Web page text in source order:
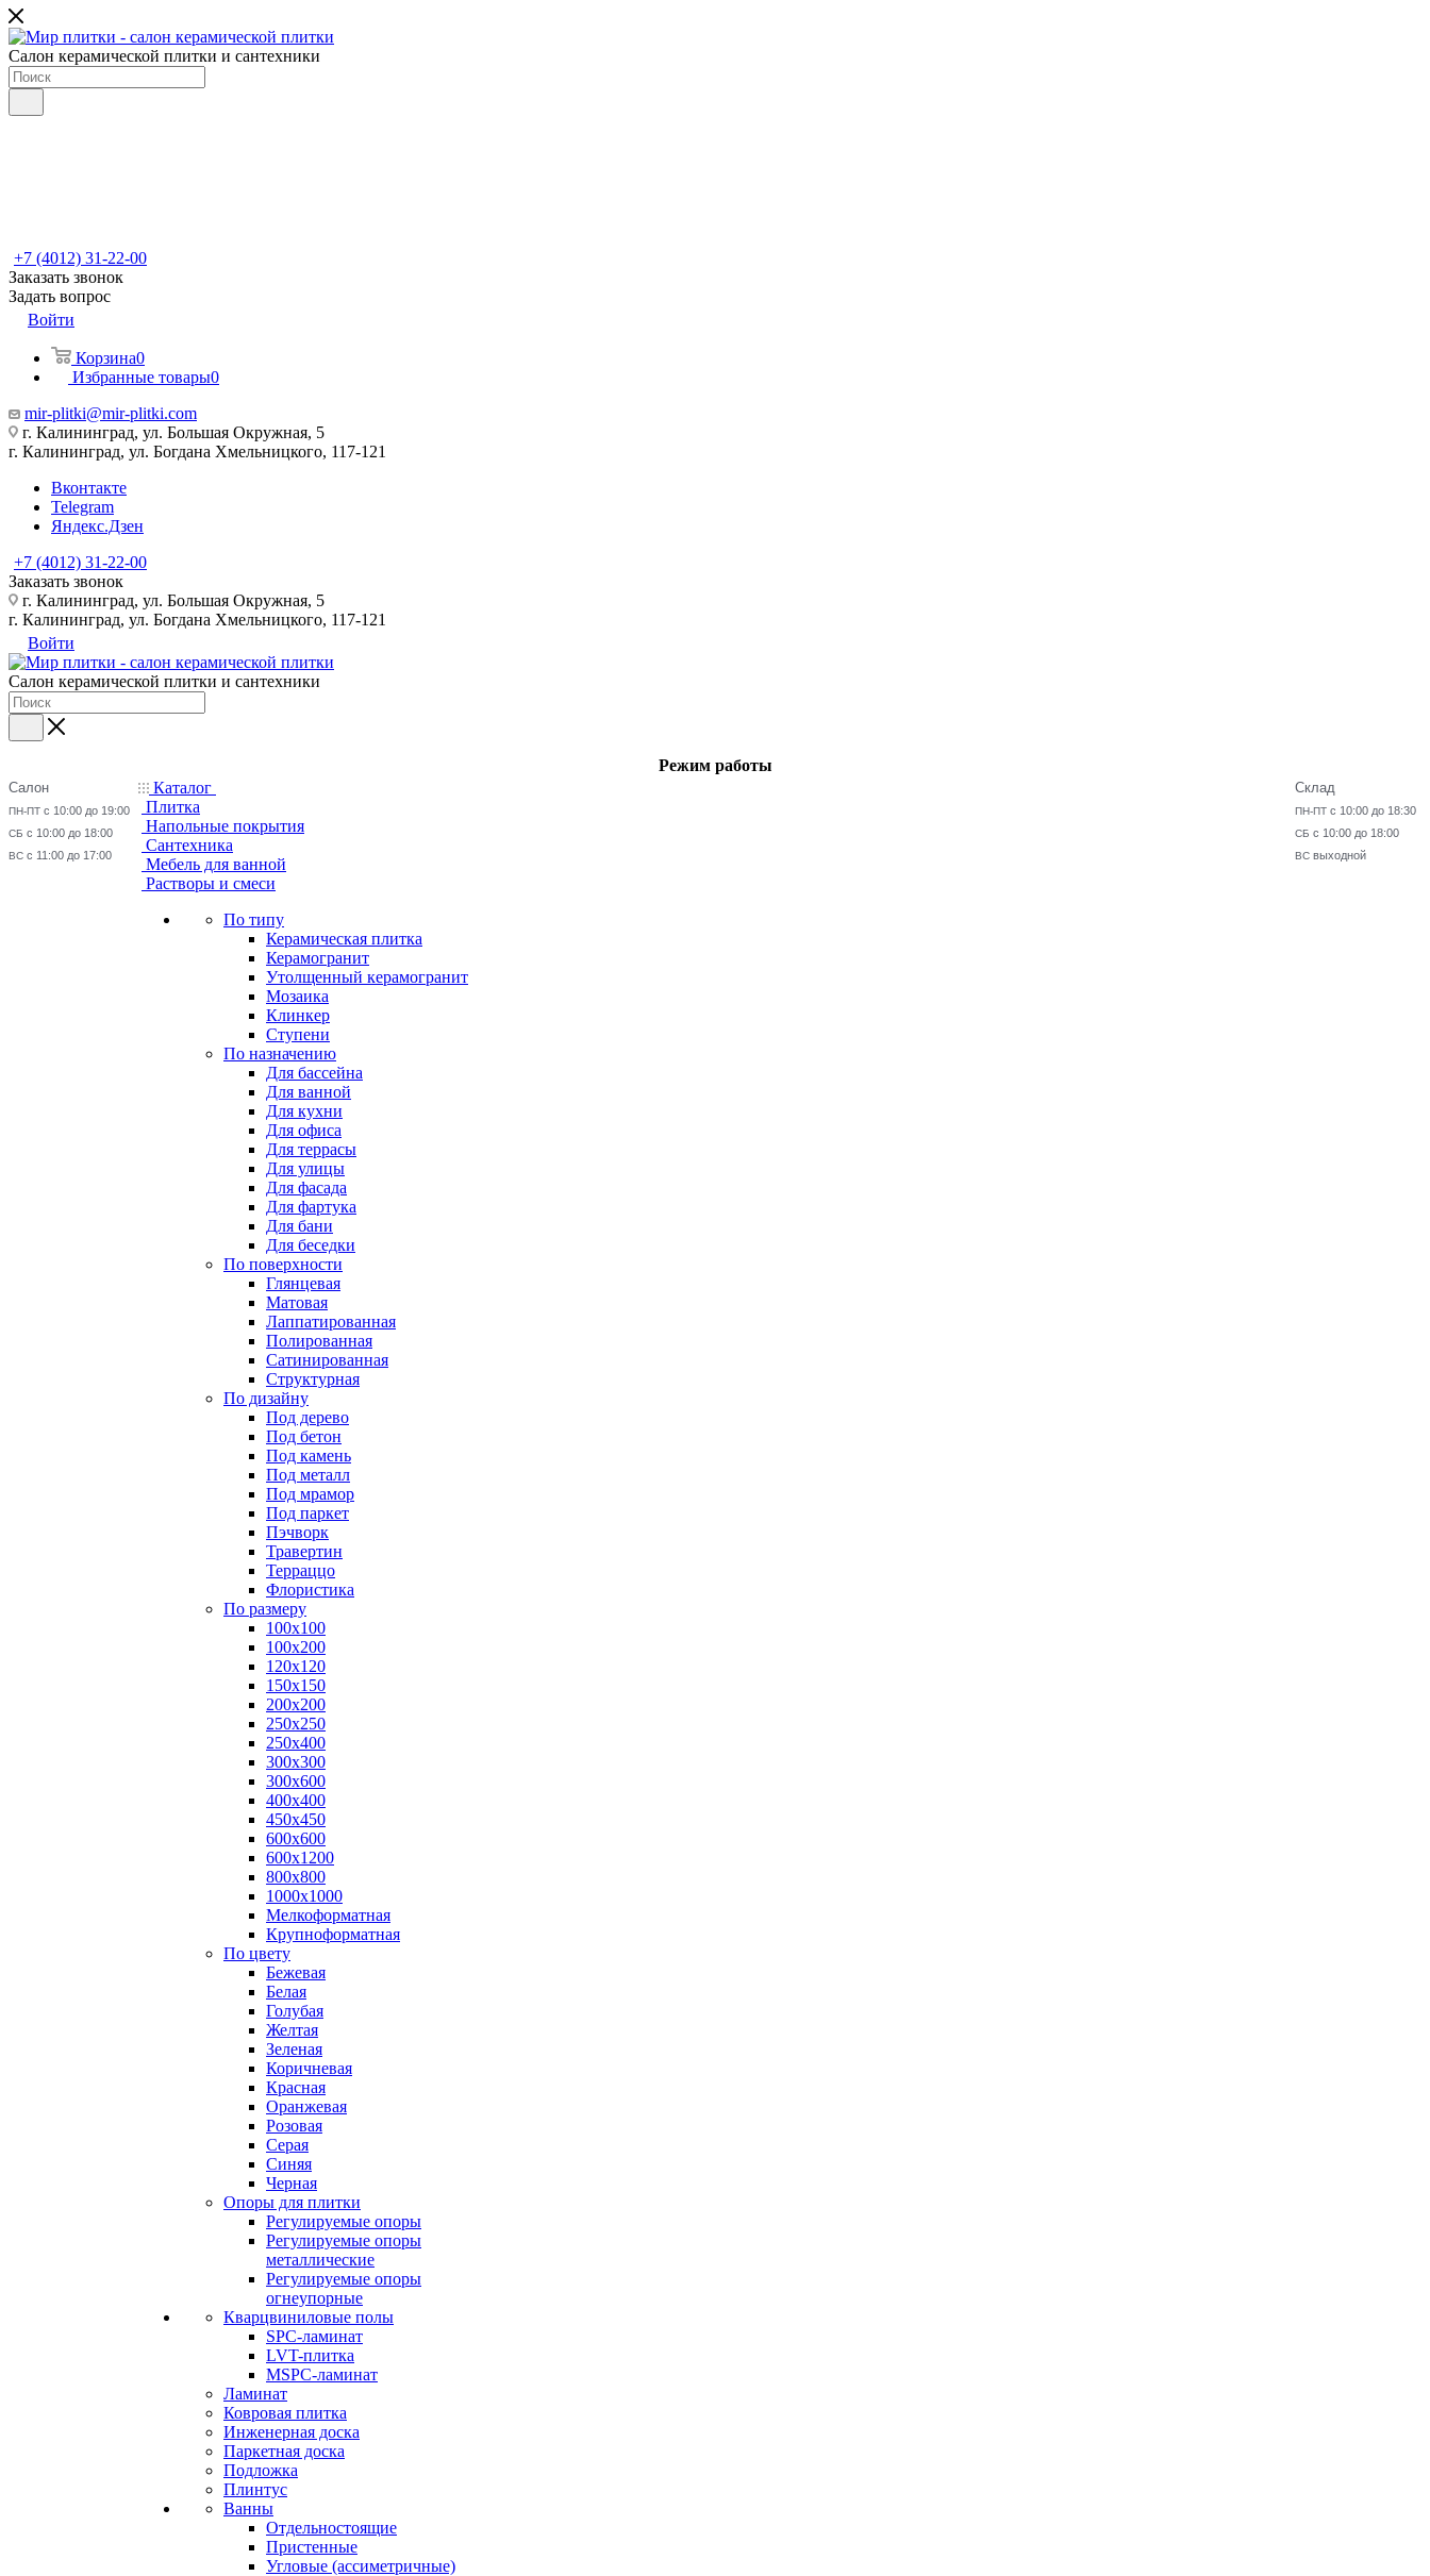
Салон керамической плитки и сантехники
+7 (4012) 31-22-00
Заказать звонок
Задать вопрос
Войти
Корзина0
Избранные товары0
mir-plitki@mir-plitki.com
г. Калининград, ул. Большая Окружная, 5
г. Калининград, ул. Богдана Хмельницкого, 117-121
Вконтакте
Telegram
Яндекс.Дзен
+7 (4012) 31-22-00
Заказать звонок
г. Калининград, ул. Большая Окружная, 5
г. Калининград, ул. Богдана Хмельницкого, 117-121
Войти
Салон керамической плитки и сантехники
Режим работы
Салон
ПН-ПТ с 10:00 до 19:00
СБ с 10:00 до 18:00
ВС с 11:00 до 17:00
Склад
ПН-ПТ с 10:00 до 18:30
СБ с 10:00 до 18:00
ВС выходной
Каталог
Плитка
Напольные покрытия
Сантехника
Мебель для ванной
Растворы и смеси
По типу
Керамическая плитка
Керамогранит
Утолщенный керамогранит
Мозаика
Клинкер
Ступени
По назначению
Для бассейна
Для ванной
Для кухни
Для офиса
Для террасы
Для улицы
Для фасада
Для фартука
Для бани
Для беседки
По поверхности
Глянцевая
Матовая
Лаппатированная
Полированная
Сатинированная
Структурная
По дизайну
Под дерево
Под бетон
Под камень
Под металл
Под мрамор
Под паркет
Пэчворк
Травертин
Терраццо
Флористика
По размеру
100х100
100х200
120х120
150х150
200х200
250х250
250х400
300х300
300х600
400х400
450х450
600х600
600х1200
800х800
1000х1000
Мелкоформатная
Крупноформатная
По цвету
Бежевая
Белая
Голубая
Желтая
Зеленая
Коричневая
Красная
Оранжевая
Розовая
Серая
Синяя
Черная
Опоры для плитки
Регулируемые опоры
Регулируемые опоры
металлические
Регулируемые опоры
огнеупорные
Кварцвиниловые полы
SPC-ламинат
LVT-плитка
MSPC-ламинат
Ламинат
Ковровая плитка
Инженерная доска
Паркетная доска
Подложка
Плинтус
Ванны
Отдельностоящие
Пристенные
Угловые (ассиметричные)